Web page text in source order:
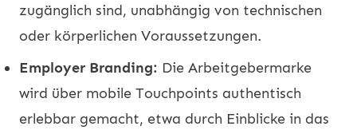
zugänglich sind, unabhängig von technischen
oder körperlichen Voraussetzungen.
Employer Branding: Die Arbeitgebermarke
wird über mobile Touchpoints authentisch
erlebbar gemacht, etwa durch Einblicke in das